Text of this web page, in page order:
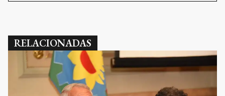
RELACIONADAS